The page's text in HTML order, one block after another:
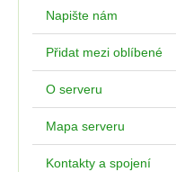
Napište nám
Přidat mezi oblíbené
O serveru
Mapa serveru
Kontakty a spojení